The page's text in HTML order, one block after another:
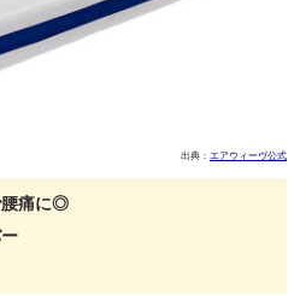
出典： エアウィーヴ公式
腰痛に◎